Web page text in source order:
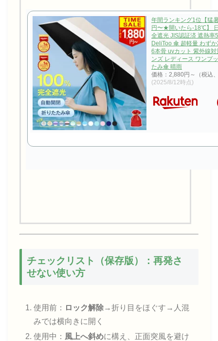
年間ランキング1位【猛
円〜★開いたら-18℃】
全遮光 JIS認証済 遮熱率
DeliToo 傘 超軽量 わず
6本骨 uvカット 紫外線
ンズ レディース ワンプ
たみ傘 晴雨
価格：2,880円～（税込
(2025/8/12時点)
チェックリスト（保存版）：再発さ
せない使い方
使用前： ロック解除→折り目をほぐす→人混
みでは横向きに開く
使用中： 風上へ斜めに構え、正面突風を避け